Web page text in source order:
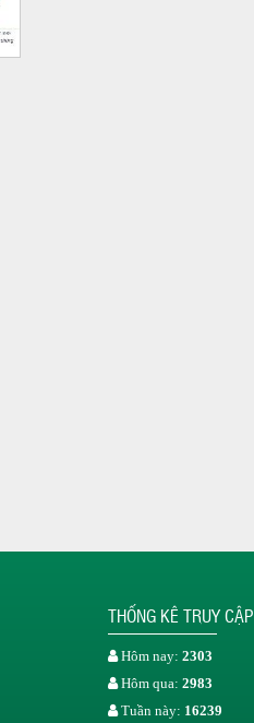
THỐNG KÊ TRUY CẬP
Hôm nay: 2303
Hôm qua: 2983
Tuần này: 16239